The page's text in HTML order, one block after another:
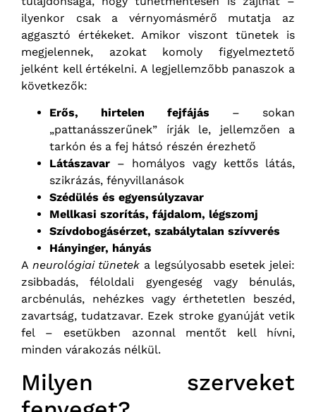
ilyenkor csak a vérnyomásmérő mutatja az
aggasztó értékeket. Amikor viszont tünetek is
megjelennek, azokat komoly figyelmeztető
jelként kell értékelni. A legjellemzőbb panaszok a
következők:
Erős, hirtelen fejfájás – sokan
„pattanásszerűnek” írják le, jellemzően a
tarkón és a fej hátsó részén érezhető
Látászavar – homályos vagy kettős látás,
szikrázás, fényvillanások
Szédülés és egyensúlyzavar
Mellkasi szorítás, fájdalom, légszomj
Szívdobogásérzet, szabálytalan szívverés
Hányinger, hányás
A neurológiai tünetek a legsúlyosabb esetek jelei:
zsibbadás, féloldali gyengeség vagy bénulás,
arcbénulás, nehézkes vagy érthetetlen beszéd,
zavartság, tudatzavar. Ezek stroke gyanúját vetik
fel – esetükben azonnal mentőt kell hívni,
minden várakozás nélkül.
Milyen szerveket